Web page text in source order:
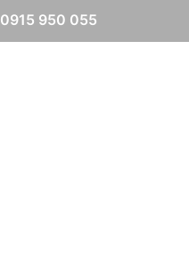
0915 950 055